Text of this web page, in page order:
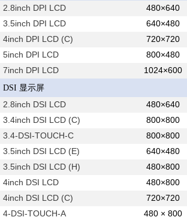
2.8inch DPI LCD 480×640
3.5inch DPI LCD
640×480
4inch DPI LCD (C)
720×720
5inch DPI LCD
800×480
7inch DPI LCD
1024×600
DSI 显示屏
2.8inch DSI LCD
480×640
3.4inch DSI LCD (C)
800×800
3.4-DSI-TOUCH-C
800×800
3.5inch DSI LCD (E)
640×480
3.5inch DSI LCD (H)
480×800
4inch DSI LCD
480×800
4inch DSI LCD (C)
720×720
4-DSI-TOUCH-A
480 × 800